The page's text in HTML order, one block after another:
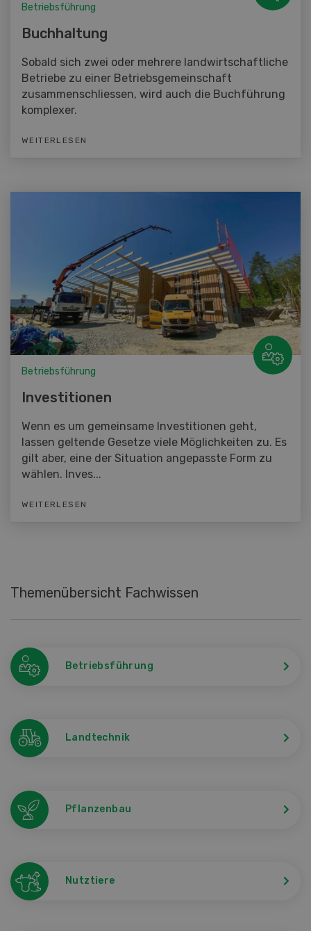
Betriebsführung
Buchhaltung
Sobald sich zwei oder mehrere landwirtschaftliche
Betriebe zu einer Betriebsgemeinschaft
zusammenschliessen, wird auch die Buchführung
komplexer.
WEITERLESEN
Betriebsführung
Investitionen
Wenn es um gemeinsame Investitionen geht,
lassen geltende Gesetze viele Möglichkeiten zu. Es
gilt aber, eine der Situation angepasste Form zu
wählen. Inves...
WEITERLESEN
Themenübersicht Fachwissen
Betriebsführung
Landtechnik
Pflanzenbau
Nutztiere